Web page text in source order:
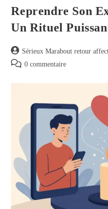
Reprendre Son
Un Rituel
Sérieux Marabout retour
0 commentaire